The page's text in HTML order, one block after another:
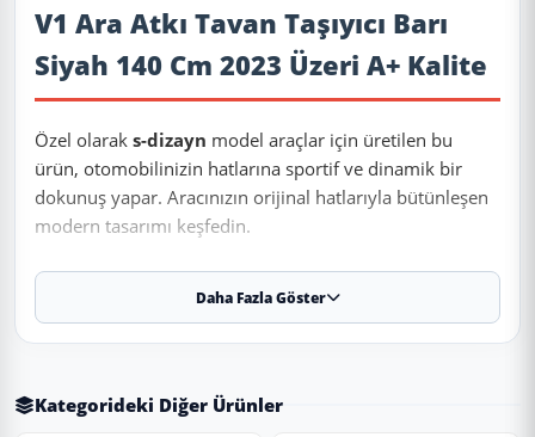
V1 Ara Atkı Tavan Taşıyıcı Barı
Siyah 140 Cm 2023 Üzeri A+ Kalite
Özel olarak s-dizayn model araçlar için üretilen bu
ürün, otomobilinizin hatlarına sportif ve dinamik bir
dokunuş yapar. Aracınızın orijinal hatlarıyla bütünleşen
modern tasarımı keşfedin.
✨ Ürün Özellikleri ve Avantajları
✔ Uyumluluk:2023 ve sonrası tüm model yıllarına
⚠️ Aracın üretim yapısı ve paket farklılık (Makyajlı/Makyajsız)
Daha Fazla Göster
Kategorideki Diğer Ürünler